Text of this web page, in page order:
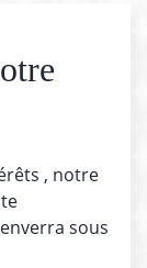
, notre
sous